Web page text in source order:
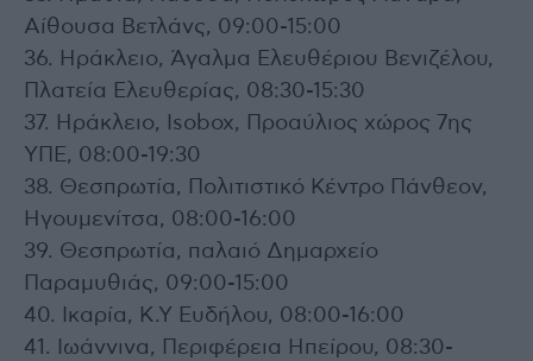
Αίθουσα Βετλάνς, 09:00-15:00
36. Ηράκλειο, Άγαλμα Ελευθέριου Βενιζέλου,
Πλατεία Ελευθερίας, 08:30-15:30
37. Ηράκλειο, Isobox, Προαύλιος χώρος 7ης
ΥΠΕ, 08:00-19:30
38. Θεσπρωτία, Πολιτιστικό Κέντρο Πάνθεον,
Ηγουμενίτσα, 08:00-16:00
39. Θεσπρωτία, παλαιό Δημαρχείο
Παραμυθιάς, 09:00-15:00
40. Ικαρία, Κ.Υ Ευδήλου, 08:00-16:00
41. Ιωάννινα, Περιφέρεια Ηπείρου, 08:30-